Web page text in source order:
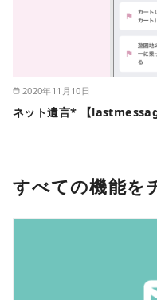
2020年11月10日
ネット遺言* 【
すべての機能を